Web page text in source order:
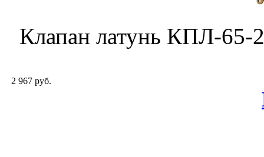
Клапан латунь КПЛ-65-
2 967 руб.